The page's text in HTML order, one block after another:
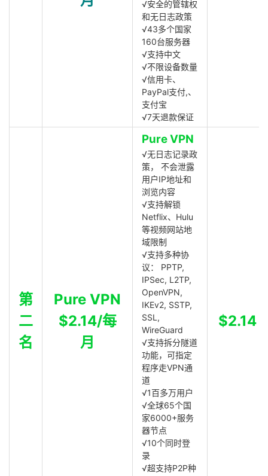
√安全的管辖权
和无日志政策
√43多个国家
160台服务器
√支持中文
√不限设备数量
√信用卡、
PayPal支付,、
支付宝
√7天退款保证
第
二
名
Pure VPN
$2.14/每
月
Pure VPN
√无日志记录政
策， 不会泄露
用户IP地址和
浏览内容
√支持解锁
Netflix、Hulu
等视频网站地
域限制
√支持多种协
议： PPTP,
IPSec, L2TP,
OpenVPN,
IKEv2, SSTP,
SSL,
WireGuard
√支持拆分隧道
功能，可指定
程序走VPN通
道
√1百多万用户
√全球65个国
家6000+服务
器节点
√10个同时登
录
√超支持P2P种
$2.14